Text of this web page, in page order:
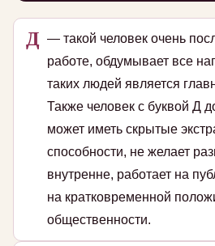
Д — такой человек очень
работе, обдумывает все
таких людей является
Также человек с буквой Д
может иметь скрытые
способности, не желает
внутренне, работает на
на кратковременной
общественности.